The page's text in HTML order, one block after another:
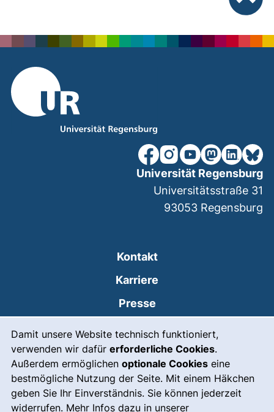
Damit unsere Website technisch funktioniert,
verwenden wir dafür erforderliche Cookies.
Außerdem ermöglichen optionale Cookies eine
bestmögliche Nutzung der Seite. Mit einem Häkchen
geben Sie Ihr Einverständnis. Sie können jederzeit
widerrufen. Mehr Infos dazu in unserer
unsere Facebook-Seite
unsere Instagram-
unsere YouTube-
unsereunsere
Kontakt
Karriere
Presse
Leichte Sprache
Gebärdensprache
Notfall(externer Link, öffnet
Universität Regensburg
Universitätsstraße 31
93053 Regensburg